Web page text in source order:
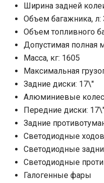
Ширина задней
Объем багажника, л:
Объем топливного
Допустимая полная
Масса, кг: 1605
Максимальная
Задние диски: 17\"
Алюминиевые
Передние диски:
Задние
Светодиодные
Cветодиодные
Светодиодные
Галогенные фары